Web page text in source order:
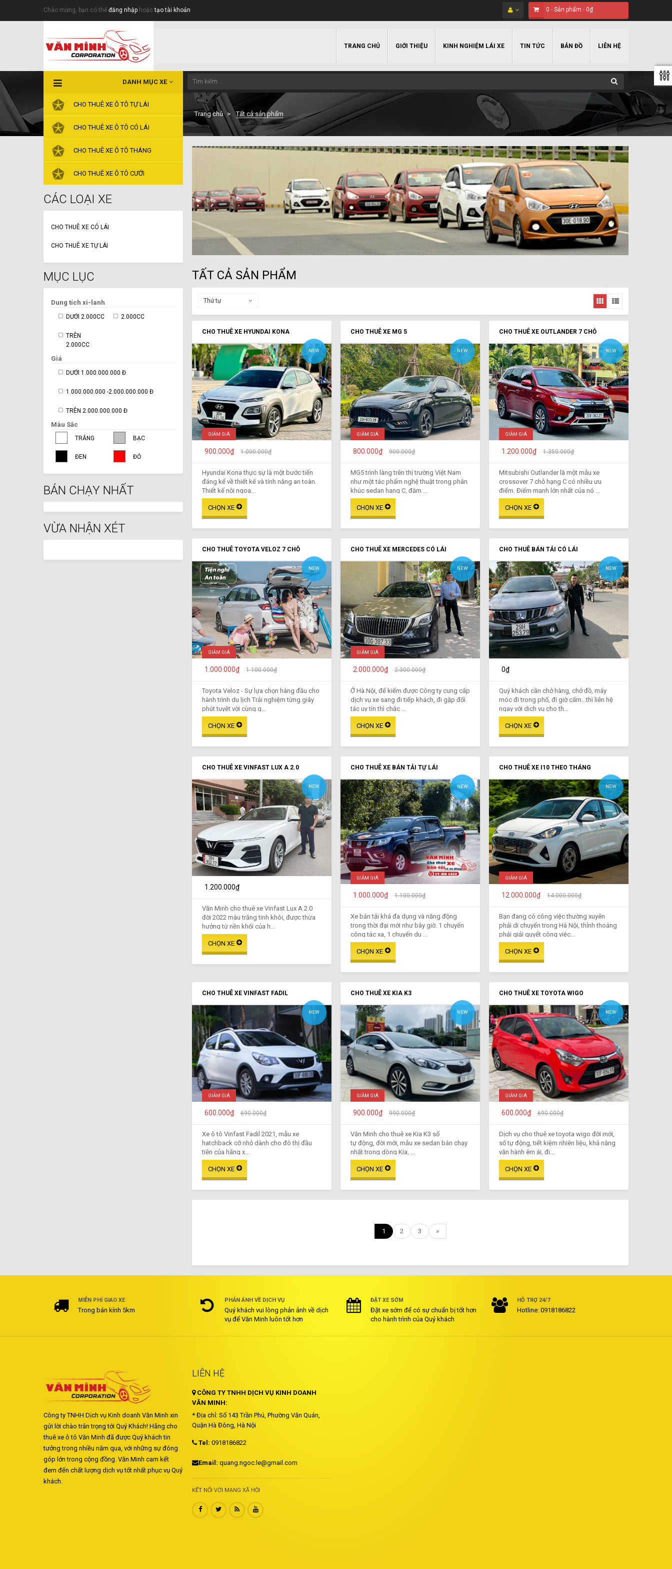
0 - Sản phẩm - 0₫
Chào mừng, bạn có thể đăng nhập hoặctạo tài khoản
TRANG CHỦ GIỚI THIỆU KINH NGHIỆM LÁI XE TIN TỨC BẢN ĐỒ LIÊN HỆ
DANH MỤC XE
CHO THUÊ XE Ô TÔ TỰ LÁI
CHO THUÊ XE Ô TÔ CÓ LÁI
CHO THUÊ XE Ô TÔ THÁNG
CHO THUÊ XE Ô TÔ CƯỚI
Trang chủ Tất cả sản phẩm
CÁC LOẠI XE
CHO THUÊ XE CÓ LÁI
CHO THUÊ XE TỰ LÁI
MỤC LỤC
Dung tích xi-lanh
DƯỚI 2.000CC 2.000CC
TRÊN
2.000CC
Giá
DƯỚI 1.000.000.000 Đ
1.000.000.000 -2.000.000.000 Đ
TRÊN 2.000.000.000 Đ
Màu Sắc
TRẮNG BẠC
ĐEN ĐỎ
BÁN CHẠY NHẤT
VỪA NHẬN XÉT
TẤT CẢ SẢN PHẨM
Thứ tự
CHO THUÊ XE HYUNDAI KONA
NEW
GIẢM GIÁ
900.000₫ 1.000.000₫
Hyundai Kona thực sự là một bước tiến
đáng kể về thiết kế và tính năng an toàn.
Thiết kế nội ngoạ...
CHO THUÊ XE MG 5
NEW
GIẢM GIÁ
800.000₫ 900.000₫
MG5 trình làng trên thị trường Việt Nam
như một tác phẩm nghệ thuật trong phân
khúc sedan hạng C, đậm ...
CHO THUÊ XE OUTLANDER 7 CHỖ
NEW
GIẢM GIÁ
1.200.000₫ 1.350.000₫
Mitsubishi Outlander là một mẫu xe
crossover 7 chỗ hạng C có nhiều ưu
điểm. Điểm mạnh lớn nhất của nó ...
CHO THUÊ TOYOTA VELOZ 7 CHỖ
NEW
GIẢM GIÁ
1.000.000₫ 1.100.000₫
Toyota Veloz - Sự lựa chọn hàng đầu cho
hành trình du lịch Trải nghiệm từng giây
phút tuyệt vời cùng g...
CHO THUÊ XE MERCEDES CÓ LÁI
NEW
GIẢM GIÁ
2.000.000₫ 2.300.000₫
Ở Hà Nội, để kiếm được Công ty cung cấp
dịch vụ xe sang đi tiếp khách, đi gặp đối
tác uy tín thì chắc ...
CHO THUÊ BÁN TẢI CÓ LÁI
NEW
0₫
Quý khách cần chở hàng, chở đồ, máy
móc đi trong phố, đi giờ cấm...thì liên hệ
ngay với dịch vụ cho th...
CHO THUÊ XE VINFAST LUX A 2.0
NEW
1.200.000₫
Văn Minh cho thuê xe Vinfast Lux A 2.0
đời 2022 màu trắng tinh khôi, được thừa
hưởng từ nền khối của h...
CHO THUÊ XE BÁN TẢI TỰ LÁI
NEW
GIẢM GIÁ
1.000.000₫ 1.100.000₫
Xe bán tải khá đa dụng và năng động
trong thời đại mới như bây giờ. 1 chuyến
công tác xa, 1 chuyến du ...
CHO THUÊ XE I10 THEO THÁNG
NEW
GIẢM GIÁ
12.000.000₫ 14.000.000₫
Bạn đang có công việc thường xuyên
phải di chuyển trong Hà Nội, thỉnh thoảng
phải giải quyết công việc...
CHO THUÊ XE VINFAST FADIL
NEW
GIẢM GIÁ
600.000₫ 690.000₫
Xe ô tô Vinfast Fadil 2021, mẫu xe
hatchback cỡ nhỏ dành cho đô thị đầu
tiên của hãng x...
CHO THUÊ XE KIA K3
NEW
GIẢM GIÁ
900.000₫ 990.000₫
Văn Minh cho thuê xe Kia K3 số
tự động, đời mới, mẫu xe sedan bán chạy
nhất trong dòng Kia, ...
CHO THUÊ XE TOYOTA WIGO
NEW
GIẢM GIÁ
600.000₫ 690.000₫
Dịch vụ cho thuê xe toyota wigo đời mới,
số tự động, tiết kiệm nhiên liệu, khả năng
vận hành êm ái, đi...
1 2 3 »
MIỄN PHÍ GIAO XE
Trong bán kính 5km
PHẢN ÁNH VỀ DỊCH VỤ
Quý khách vui lòng phản ảnh về dịch
vụ để Văn Minh luôn tốt hơn
ĐẶT XE SỚM
Đặt xe sớm để có sự chuẩn bị tốt hơn
cho hành trình của Quý khách
HỖ TRỢ 24/7
Hotline: 0918186822
Công ty TNHH Dịch vụ Kinh doanh Văn Minh xin
gửi lời chào trân trọng tới Quý Khách! Hãng cho
thuê xe ô tô Văn Minh đã được Quý khách tin
tưởng trong nhiều năm qua, với những sự đóng
góp lớn trong cộng đồng. Văn Minh cam kết
đem đến chất lượng dịch vụ tốt nhất phục vụ Quý
khách.
LIÊN HỆ
CÔNG TY TNHH DỊCH VỤ KINH DOANH
VĂN MINH:
* Địa chỉ: Số 143 Trần Phú, Phường Văn Quán,
Quận Hà Đông, Hà Nội
Tel: 0918186822
Email: quang.ngoc.le@gmail.com
KẾT NỐI VỚI MẠNG XÃ HỘI